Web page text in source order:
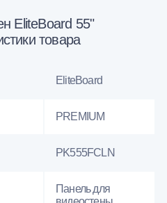
EliteBoard 55"
товара
EliteBoard
PREMIUM
PK555FCLN
Панель для